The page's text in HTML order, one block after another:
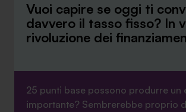
Vuoi capire se oggi ti
davvero il tasso fisso? In
rivoluzione dei
25 punti base possono produrre un
importante? Sembrerebbe proprio